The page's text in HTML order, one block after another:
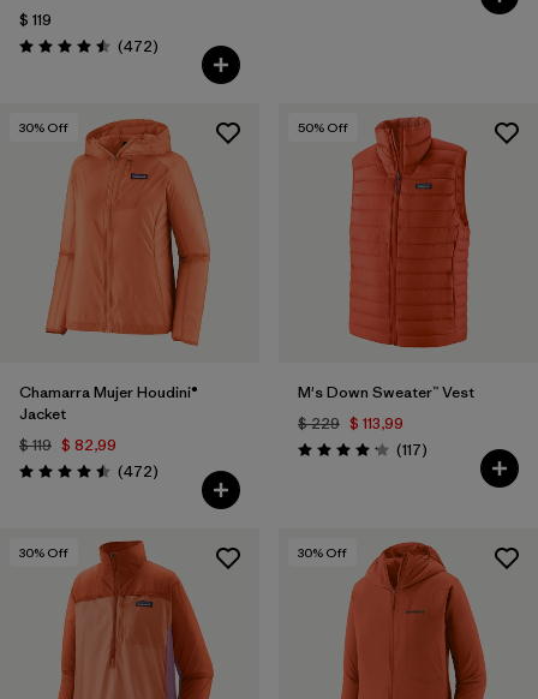
$ 119
Valoración: 4.5 / 5
(472Comentarios
)
30% Off
Chamarra Mujer Houdini®
Jacket
$ 119 $ 82,99
Valoración: 4.5 / 5
(472Comentarios
)
50% Off
M's Down Sweater™ Vest
$ 229 $ 113,99
Valoración: 4.2 / 5
(117Comentarios
)
30% Off 30% Off